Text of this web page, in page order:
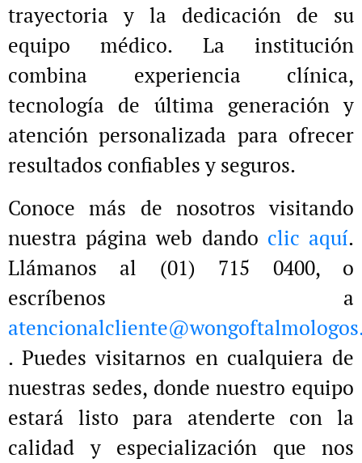
trayectoria y la dedicación de su
equipo médico. La institución
combina experiencia clínica,
tecnología de última generación y
atención personalizada para ofrecer
resultados confiables y seguros.
Conoce más de nosotros visitando
nuestra página web dando clic aquí.
Llámanos al (01) 715 0400, o
escríbenos a
. Puedes visitarnos en cualquiera de
nuestras sedes, donde nuestro equipo
estará listo para atenderte con la
calidad y especialización que nos